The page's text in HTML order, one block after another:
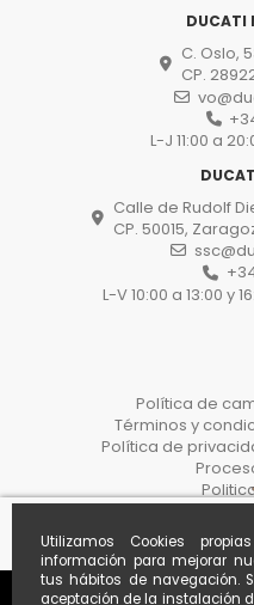
Utilizamos Cookies
información para mejorar
tus hábitos de navegación.
aceptación de la instalación
DUCATI
C. Oslo,
CP.
L-J 11:00 a
Calle de Rudolf
CP. 50015,
L-V 10:00 a 13:00 y
Política de
Términos y
Política de
Desistir